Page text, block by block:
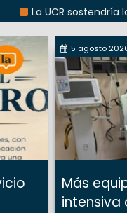
sostendría la alianza
5 agosto
Más
intensiva